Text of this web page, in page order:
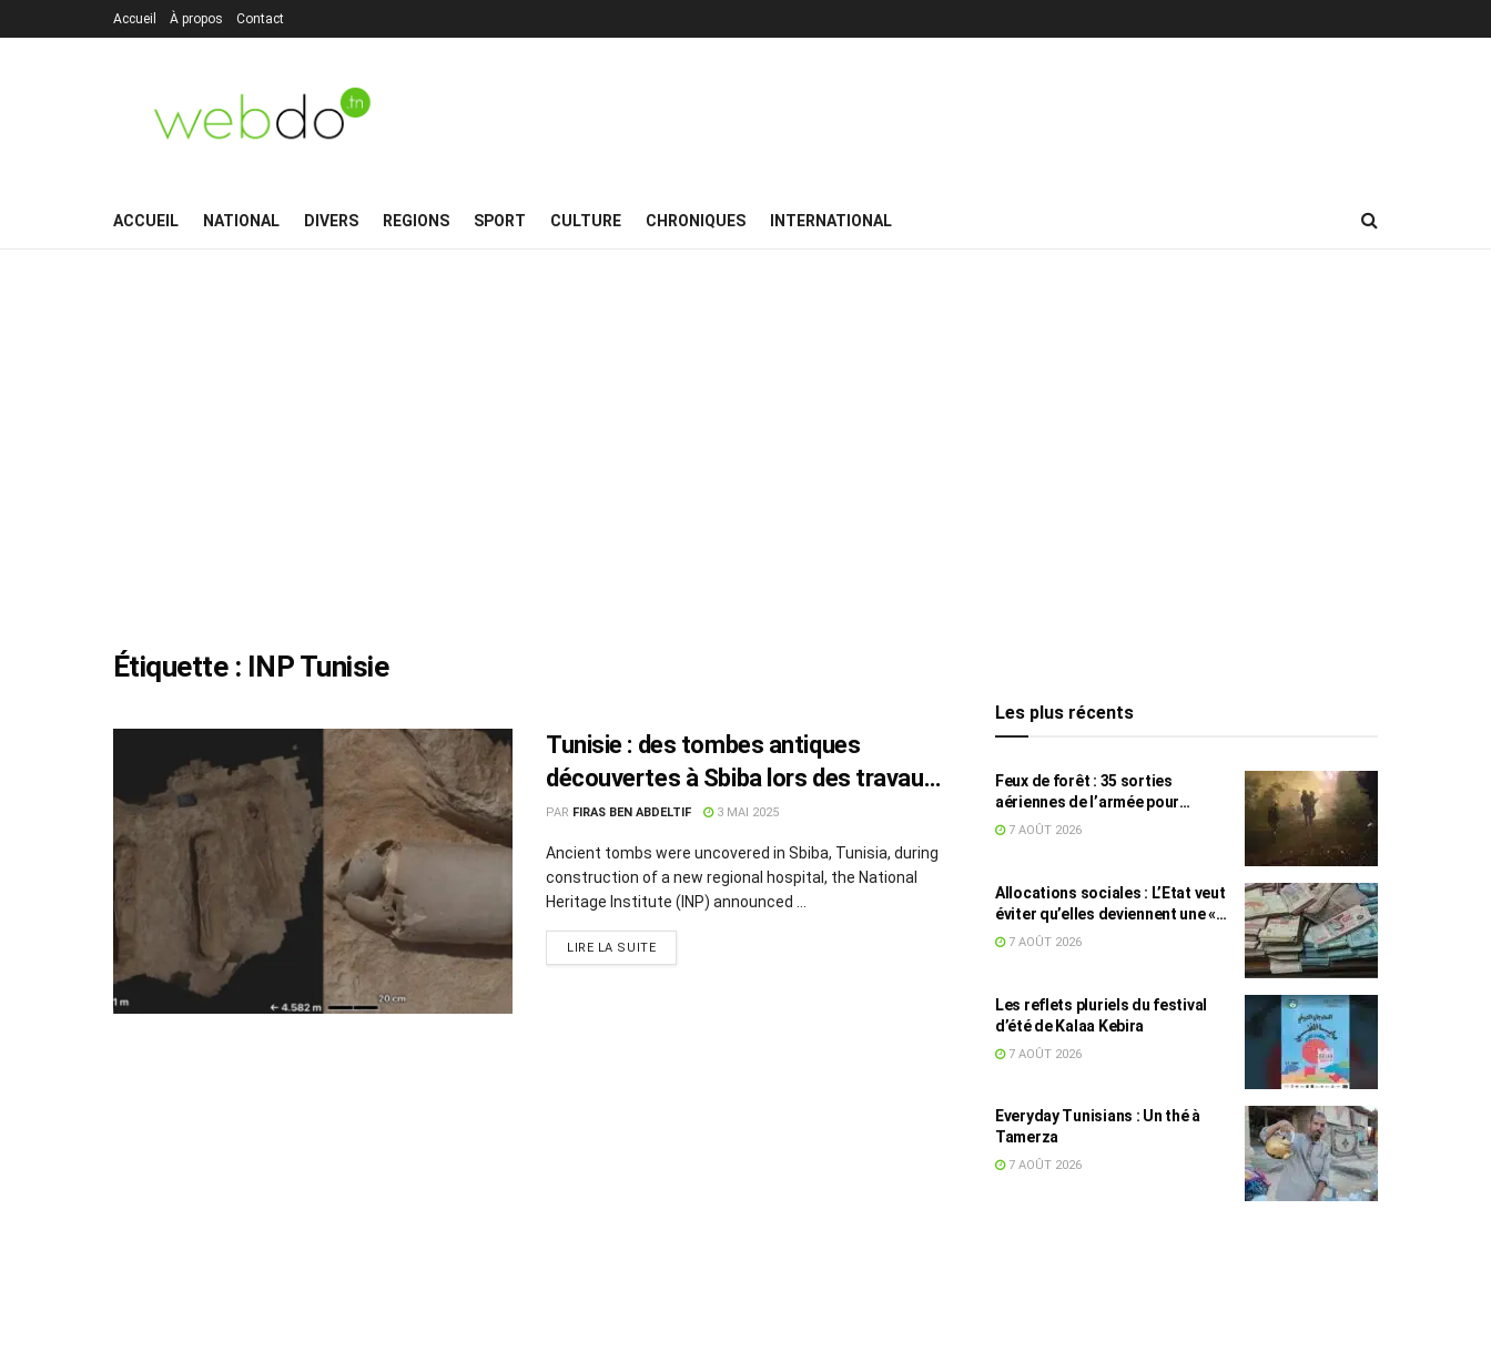
Accueil À propos Contact
ACCUEIL NATIONAL DIVERS REGIONS SPORT CULTURE CHRONIQUES INTERNATIONAL
Étiquette : INP Tunisie
Tunisie : des tombes antiques
découvertes à Sbiba lors des travaux
d’un hôpital
PAR FIRAS BEN ABDELTIF 3 MAI 2025
Ancient tombs were uncovered in Sbiba, Tunisia, during
construction of a new regional hospital, the National
Heritage Institute (INP) announced ...
LIRE LA SUITE
Les plus récents
Feux de forêt : 35 sorties
aériennes de l’armée pour
appuyer les secours
7 AOÛT 2026
Allocations sociales : L’Etat veut
éviter qu’elles deviennent une «
aide au chômage »
7 AOÛT 2026
Les reflets pluriels du festival
d’été de Kalaa Kebira
7 AOÛT 2026
Everyday Tunisians : Un thé à
Tamerza
7 AOÛT 2026